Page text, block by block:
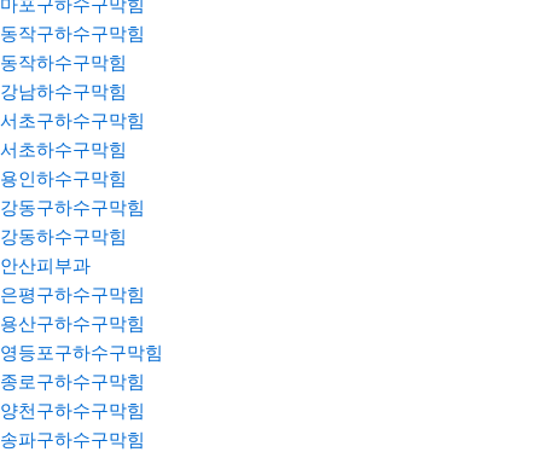
마포구하수구막힘
동작구하수구막힘
동작하수구막힘
강남하수구막힘
서초구하수구막힘
서초하수구막힘
용인하수구막힘
강동구하수구막힘
강동하수구막힘
안산피부과
은평구하수구막힘
용산구하수구막힘
영등포구하수구막힘
종로구하수구막힘
양천구하수구막힘
송파구하수구막힘